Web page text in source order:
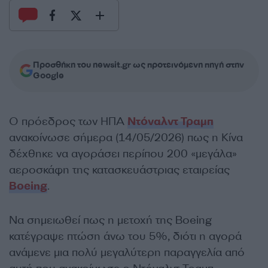
Προσθήκη του newsit.gr ως προτεινόμενη πηγή στην
Google
Ο πρόεδρος των ΗΠΑ Ντόναλντ Τραμπ
ανακοίνωσε σήμερα (14/05/2026) πως η Κίνα
δέχθηκε να αγοράσει περίπου 200 «μεγάλα»
αεροσκάφη της κατασκευάστριας εταιρείας
Boeing.
Να σημειωθεί πως η μετοχή της Boeing
κατέγραψε πτώση άνω του 5%, διότι η αγορά
ανάμενε μια πολύ μεγαλύτερη παραγγελία από